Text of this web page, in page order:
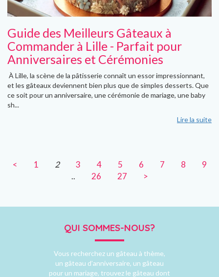
Guide des Meilleurs Gâteaux à
Commander à Lille - Parfait pour
Anniversaires et Cérémonies
À Lille, la scène de la pâtisserie connaît un essor impressionnant,
et les gâteaux deviennent bien plus que de simples desserts. Que
ce soit pour un anniversaire, une cérémonie de mariage, une baby
sh...
Lire la suite
< 1 2 3 4 5 6 7 8
9
..
26 27 >
QUI SOMMES-NOUS?
Vous recherchez un gâteau à thème,
un gâteau d’anniversaire, un gâteau
pour un mariage, trouvez le gâteau dont